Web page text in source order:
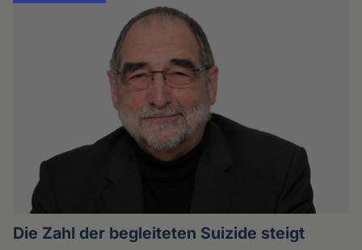
Die Zahl der begleiteten Suizide steigt